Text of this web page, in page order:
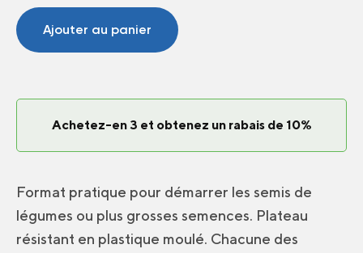
Plateau
à
Ajouter au panier
Achetez-en 3 et obtenez un rabais de 10%
Format pratique pour démarrer les semis de
légumes ou plus grosses semences. Plateau
résistant en plastique moulé. Chacune des